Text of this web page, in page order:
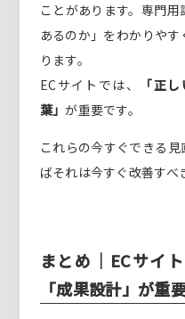
ことがあります。専門
あるのか」をわかりや
ります。
ECサイトでは、
「正
葉」が重要です。
これらの今すぐできる
ばそれは今すぐ改善すべ
まとめ｜ECサイ
「成果設計」が重